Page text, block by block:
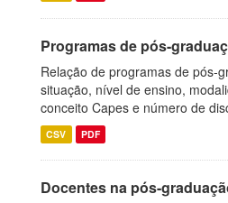
Programas de pós-
Relação de programas de pós-
situação, nível de ensino,
conceito Capes e número de
CSV PDF
Docentes na pós-